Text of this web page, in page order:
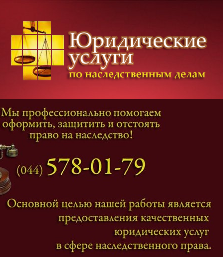
Категории дел
Наследование и Завещание
Оформление наследства
Оспаривание наследства
Адвокат наследственные дела
и Вакансии